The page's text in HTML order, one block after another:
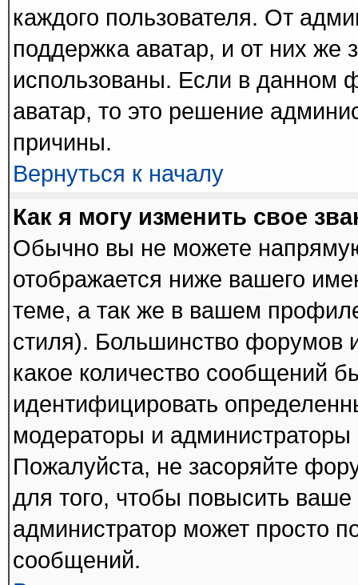
каждого пользователя. От
поддержка аватар, и от них же
использованы. Если в данном
аватар, то это решение
причины.
Вернуться к началу
Как я могу изменить свое
Обычно вы не можете
отображается ниже вашего
теме, а так же в вашем
стиля). Большинство форумов
какое количество сообщений
идентифицировать
модераторы и
Пожалуйста, не засоряйте
для того, чтобы повысить
администратор может просто
сообщений.